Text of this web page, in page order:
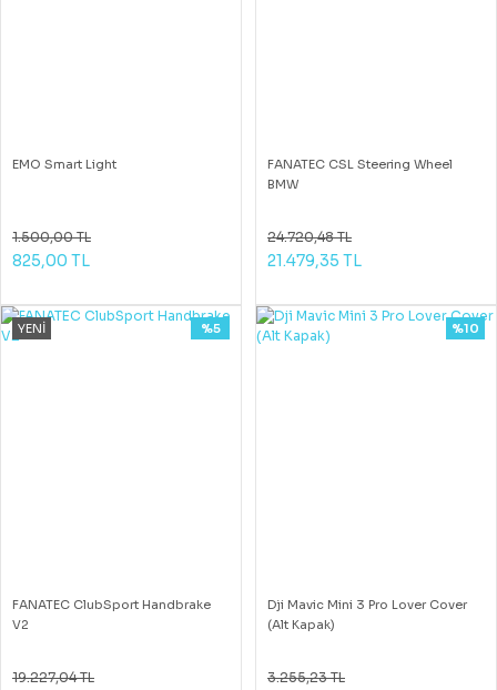
EMO Smart Light
1.500,00 TL
825,00 TL
FANATEC CSL Steering Wheel
BMW
24.720,48 TL
21.479,35 TL
YENİ
FANATEC ClubSport Handbrake
V2
%5
19.227,04 TL
Dji Mavic Mini 3 Pro Lover Cover
(Alt Kapak)
%10
3.255,23 TL